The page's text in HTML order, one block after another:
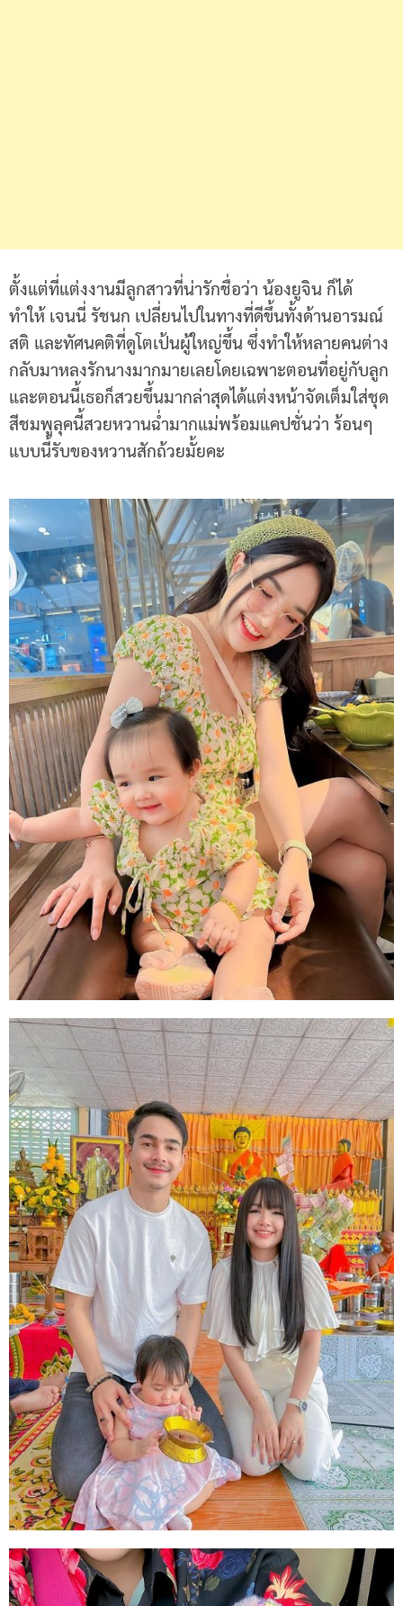
ตั้งแต่ที่แต่งงานมีลูกสาวที่น่ารักชื่อว่า น้องยูจิน ก็ได้
ทำให้ เจนนี่ รัชนก เปลี่ยนไปในทางที่ดีขึ้นทั้งด้านอารมณ์
สติ และทัศนคติที่ดูโตเป้นผู้ใหญ่ขึ้น ซึ่งทำให้หลายคนต่าง
กลับมาหลงรักนางมากมายเลยโดยเฉพาะตอนที่อยู่กับลูก
และตอนนี้เธอก็สวยขึ้นมากล่าสุดได้แต่งหน้าจัดเต็มใส่ชุด
สีชมพูลุคนี้สวยหวานฉ่ำมากแม่พร้อมแคปชั่นว่า ร้อนๆ
แบบนี้รับของหวานสักถ้วยมั้ยคะ